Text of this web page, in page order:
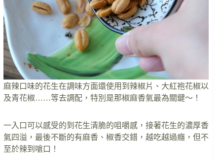
麻辣口味的花生在調味方面還使用到辣椒片、大紅袍花椒以
及青花椒……等去調配，特別是那椒麻香氣最為關鍵～！
一入口可以感受的到花生清脆的咀嚼感，接著花生的濃厚香
氣四溢，最後不斷的有麻香、椒香交錯，越吃越過癮，但不
至於辣到嗆口！